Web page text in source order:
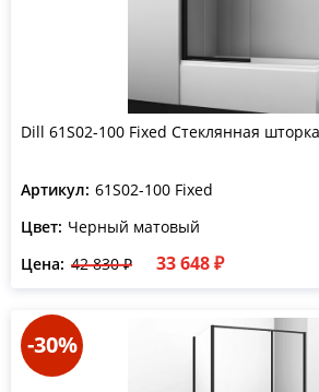
Dill 61S02-100 Fixed Стеклянная
Артикул: 61S02-100 Fixed
Цвет: Черный матовый
Цена: 42 830 ₽ 33 648 ₽
-30%